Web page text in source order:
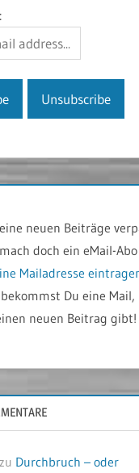
neuen Beiträge
doch ein eMail-Abo
Mailadresse
Du eine Mail,
neuen Beitrag gibt!
zu Durchbruch – oder